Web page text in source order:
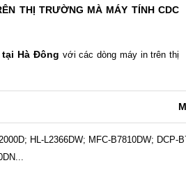
THỊ TRƯỜNG MÀ MÁY TÍNH CDC
Hà Đông với các dòng máy in trên thị
HL-L2366DW; MFC-B7810DW; DCP-